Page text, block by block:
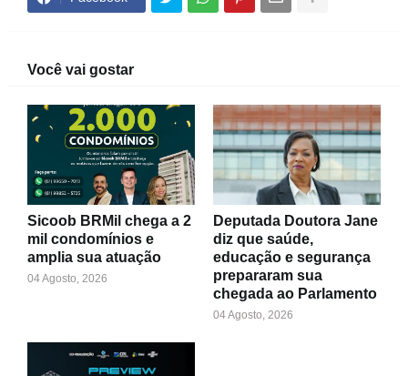
Você vai gostar
Sicoob BRMil chega a 2
mil condomínios e
amplia sua atuação
04 Agosto, 2026
Deputada Doutora Jane
diz que saúde,
educação e segurança
prepararam sua
chegada ao Parlamento
04 Agosto, 2026